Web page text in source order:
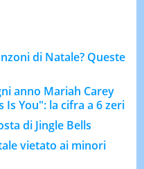
di Natale? Queste
anno Mariah Carey
You": la cifra a 6 zeri
di Jingle Bells
vietato ai minori